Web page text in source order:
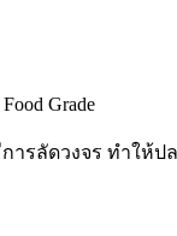
Grade
ารลัดวงจร ทำให้